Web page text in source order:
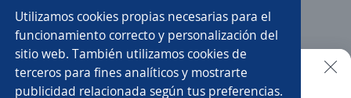
Utilizamos cookies propias necesarias para el
funcionamiento correcto y personalización del
sitio web. También utilizamos cookies de
terceros para fines analíticos y mostrarte
publicidad relacionada según tus preferencias.
Jefe/a Gerente de ventas
Gerente de recursos humanos Mecánico/a
Buscar es más fácil en la app